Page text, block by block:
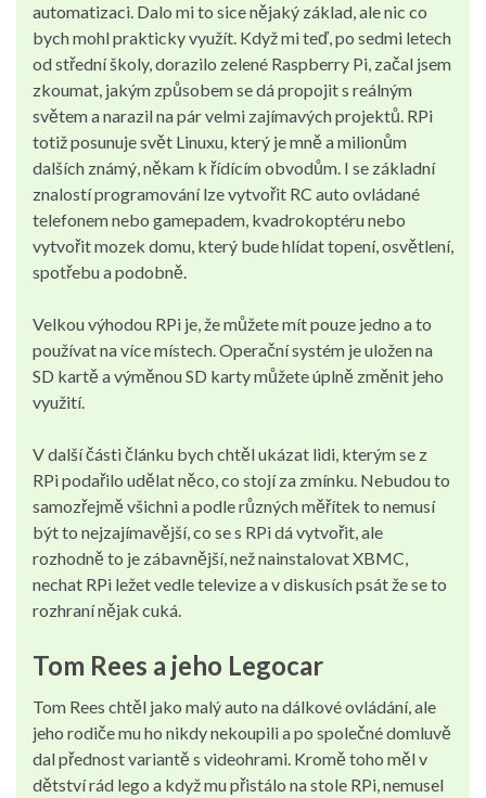
automatizaci. Dalo mi to sice nějaký základ, ale nic co
bych mohl prakticky využít. Když mi teď, po sedmi letech
od střední školy, dorazilo zelené Raspberry Pi, začal jsem
zkoumat, jakým způsobem se dá propojit s reálným
světem a narazil na pár velmi zajímavých projektů. RPi
totiž posunuje svět Linuxu, který je mně a milionům
dalších známý, někam k řídícím obvodům. I se základní
znalostí programování lze vytvořit RC auto ovládané
telefonem nebo gamepadem, kvadrokoptéru nebo
vytvořit mozek domu, který bude hlídat topení, osvětlení,
spotřebu a podobně.
Velkou výhodou RPi je, že můžete mít pouze jedno a to
používat na více místech. Operační systém je uložen na
SD kartě a výměnou SD karty můžete úplně změnit jeho
využití.
V další části článku bych chtěl ukázat lidi, kterým se z
RPi podařilo udělat něco, co stojí za zmínku. Nebudou to
samozřejmě všichni a podle různých měřítek to nemusí
být to nejzajímavější, co se s RPi dá vytvořit, ale
rozhodně to je zábavnější, než nainstalovat XBMC,
nechat RPi ležet vedle televize a v diskusích psát že se to
rozhraní nějak cuká.
Tom Rees a jeho Legocar
Tom Rees chtěl jako malý auto na dálkové ovládání, ale
jeho rodiče mu ho nikdy nekoupili a po společné domluvě
dal přednost variantě s videohrami. Kromě toho měl v
dětství rád lego a když mu přistálo na stole RPi, nemusel